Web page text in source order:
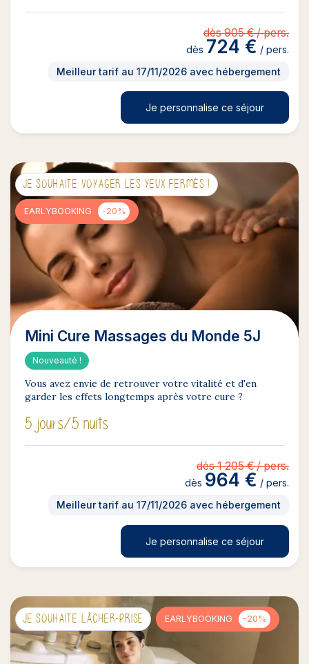
dès 905 € / pers.
dès 724 € / pers.
Meilleur tarif au 17/11/2026 avec hébergement
Je personnalise ce séjour
JE SOUHAITE VOYAGER LES YEUX FERMÉS !
EARLYBOOKING -20%
Mini Cure Massages du Monde 5J
Nouveauté !
Vous avez envie de retrouver votre vitalité et d'en
garder les effets longtemps après votre cure ?
5 jours/5 nuits
dès 1 205 € / pers.
dès 964 € / pers.
Meilleur tarif au 17/11/2026 avec hébergement
Je personnalise ce séjour
JE SOUHAITE LÂCHER-PRISE EARLYBOOKING -20%